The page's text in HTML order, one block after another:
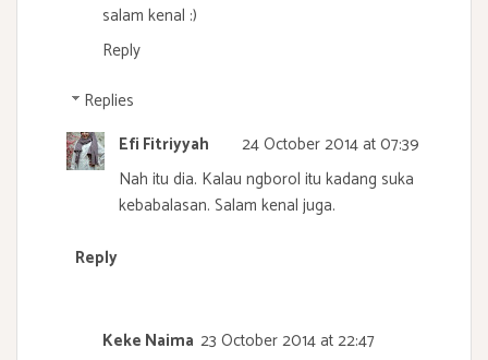
salam kenal :)
Reply
Replies
Efi Fitriyyah
24 October 2014 at 07:39
Nah itu dia. Kalau ngborol itu kadang suka
kebabalasan. Salam kenal juga.
Reply
Keke Naima 23 October 2014 at 22:47